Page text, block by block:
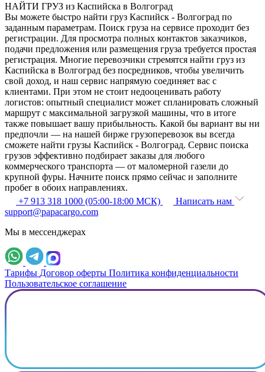
НАЙТИ ГРУЗ из Каспийска в Волгоград
Вы можете быстро найти груз Каспийск - Волгоград по
заданным параметрам. Поиск груза на сервисе проходит без
регистрации. Для просмотра полных контактов заказчиков,
подачи предложения или размещения груза требуется простая
регистрация. Многие перевозчики стремятся найти груз из
Каспийска в Волгоград без посредников, чтобы увеличить
свой доход, и наш сервис напрямую соединяет вас с
клиентами. При этом не стоит недооценивать работу
логистов: опытный специалист может спланировать сложный
маршрут с максимальной загрузкой машины, что в итоге
также повышает вашу прибыльность. Какой бы вариант вы ни
предпочли — на нашей бирже грузоперевозок вы всегда
сможете найти грузы Каспийск - Волгоград. Сервис поиска
грузов эффективно подбирает заказы для любого
коммерческого транспорта — от маломерной газели до
крупной фуры. Начните поиск прямо сейчас и заполните
пробег в обоих направлениях.
+7 913 318 1000 (05:00-18:00 МСК)
Написать нам
support@papacargo.com
Мы в мессенджерах
Тарифы Договор оферты Политика конфиденциальности
Пользовательское соглашение